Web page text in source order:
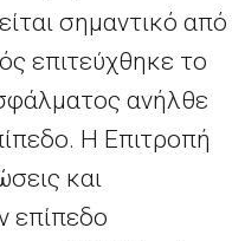
σημαντικό από
επιτεύχθηκε το
ανήλθε
Η Επιτροπή
και
επίπεδο